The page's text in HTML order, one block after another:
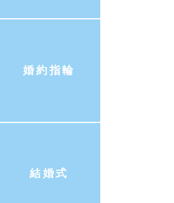
婚約指輪
結婚式